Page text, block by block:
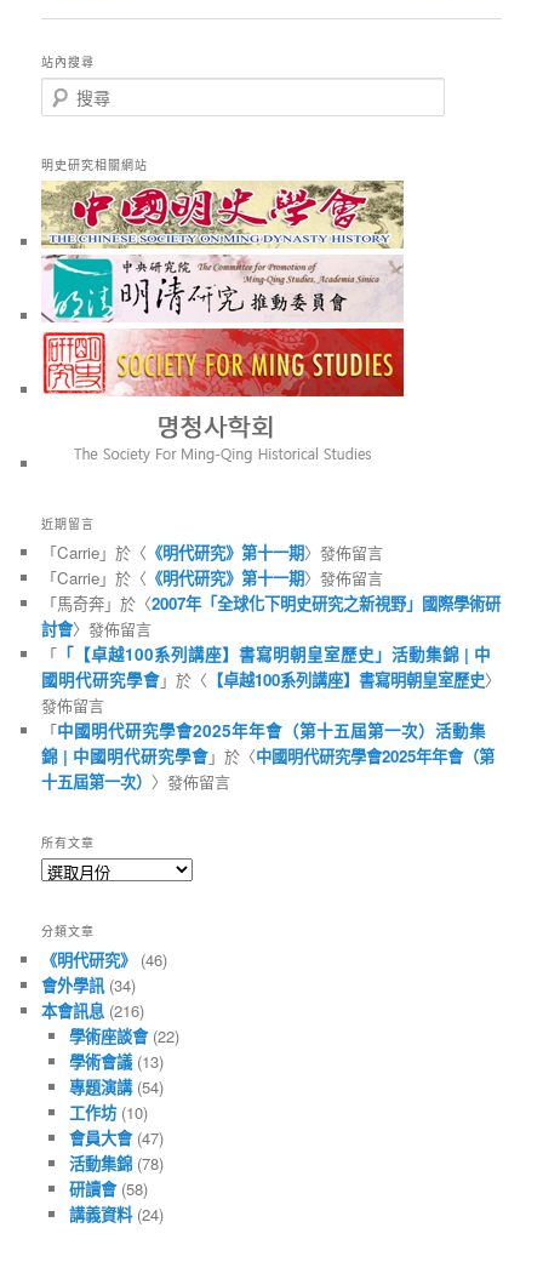
導
覽
站內搜尋
搜
尋
明史研究相關網站
近期留言
「Carrie」於〈 《明代研究》第十一期〉發佈留言
「Carrie」於〈 《明代研究》第十一期〉發佈留言
「馬奇奔」於〈2007年「全球化下明史研究之新視野」國際學術研
討會〉發佈留言
「 「【卓越100系列講座】書寫明朝皇室歷史」活動集錦 | 中
國明代研究學會」於〈 【卓越100系列講座】書寫明朝皇室歷史〉
發佈留言
「中國明代研究學會2025年年會（第十五屆第一次）活動集
錦 | 中國明代研究學會」於〈中國明代研究學會2025年年會（第
十五屆第一次） 〉發佈留言
所有文章
所
章
分類文章
《明代研究》 (46)
會外學訊(34)
本會訊息 (216)
學術座談會(22)
學術會議(13)
專題演講(54)
工作坊(10)
會員大會(47)
活動集錦(78)
研讀會(58)
講義資料(24)